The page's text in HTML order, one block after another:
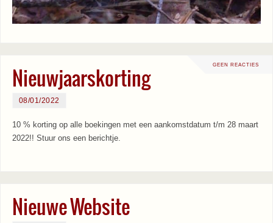
GEEN REACTIES
Nieuwjaarskorting
08/01/2022
10 % korting op alle boekingen met een aankomstdatum t/m 28 maart
2022!! Stuur ons een berichtje.
Nieuwe Website